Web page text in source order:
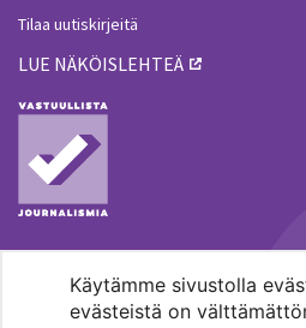
Käytämme sivustolla
evästeistä on
Tilaa uutiskirjeitä
LUE NÄKÖISLEHTEÄ